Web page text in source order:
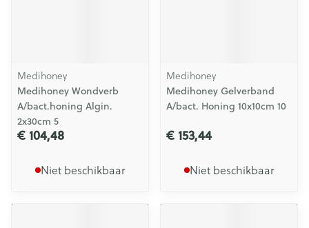
Medihoney
Medihoney Wondverb
A/bact.honing Algin.
2x30cm 5
€ 104,48
Niet beschikbaar
Medihoney
Medihoney Gelverband
A/bact. Honing 10x10cm 10
€ 153,44
Niet beschikbaar